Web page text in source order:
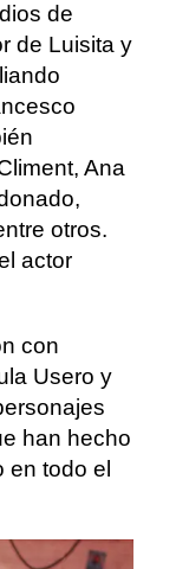
de
de Luisita y
Ana
otros.
actor
con
Usero y
han hecho
todo el